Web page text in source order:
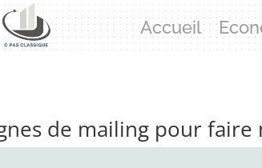
Accueil
de mailing pour